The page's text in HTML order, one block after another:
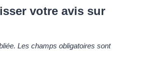
votre avis sur
Les champs obligatoires sont